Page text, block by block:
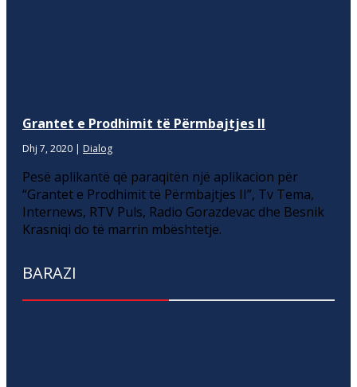
Grantet e Prodhimit të Përmbajtjes II
Dhj 7, 2020 | Dialog
Pesë aplikantë që paraqitën një aplikacion për
“Grantet e Prodhimit të Përmbajtjes II”, Tv Tema,
Internews, RTV Puls, Radio Gorazdevac dhe Besnik
Krasniqi do të marrin mbështetje.
BARAZI